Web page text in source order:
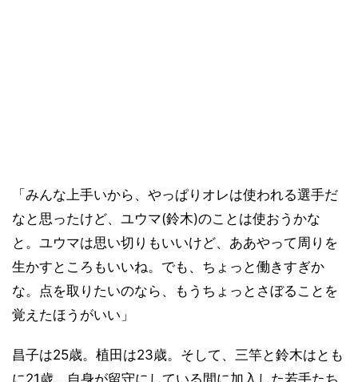
「みんな上手いから、やっぱりオレは使われる選手だ
なと思ったけど、ユウマ(鈴木)のことは使おうかな
と。ユウマは思い切りもいいけど、ああやって周りを
生かすところもいいね。でも、ちょっと働きすぎか
な。点を取りたいのなら、もうちょっとさぼることを
覚えたほうがいい」
昌子は25歳。植田は23歳。そして、三竿と鈴木はとも